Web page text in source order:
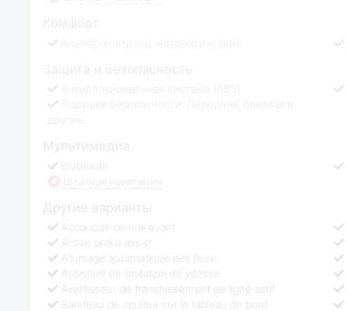
другие
Bluetooth
Штатная навигация
Accoudoir central avant
Active brake assist
Allumage automatique des feux
Assistant de limitation de vitesse
Avertisseur de franchissement de ligne actif
Bandeau de couleur sur le tableau de bord